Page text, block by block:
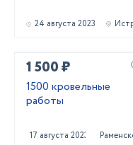
24 августа 2023
1 500 ₽
1500 кровельные
работы
17 августа 2023